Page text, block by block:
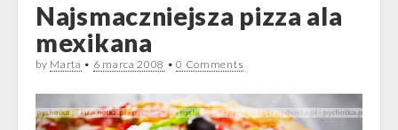
Najsmaczniejsza pizza ala
mexikana
by Marta • 6 marca 2008 •0 Comments